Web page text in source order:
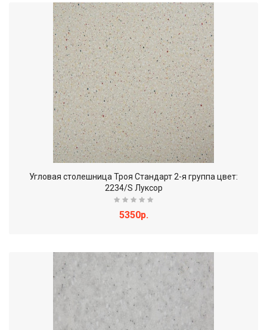
Угловая столешница Троя Стандарт 2-я группа цвет:
2234/S Луксор
5350р.